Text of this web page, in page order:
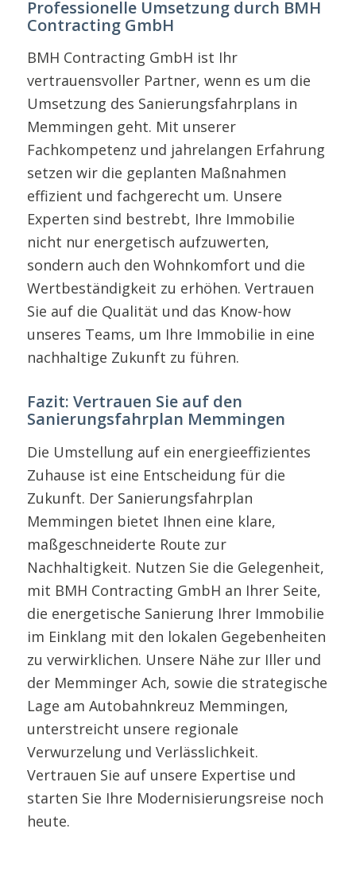
Professionelle Umsetzung durch BMH
Contracting GmbH
BMH Contracting GmbH ist Ihr
vertrauensvoller Partner, wenn es um die
Umsetzung des Sanierungsfahrplans in
Memmingen geht. Mit unserer
Fachkompetenz und jahrelangen Erfahrung
setzen wir die geplanten Maßnahmen
effizient und fachgerecht um. Unsere
Experten sind bestrebt, Ihre Immobilie
nicht nur energetisch aufzuwerten,
sondern auch den Wohnkomfort und die
Wertbeständigkeit zu erhöhen. Vertrauen
Sie auf die Qualität und das Know-how
unseres Teams, um Ihre Immobilie in eine
nachhaltige Zukunft zu führen.
Fazit: Vertrauen Sie auf den
Sanierungsfahrplan Memmingen
Die Umstellung auf ein energieeffizientes
Zuhause ist eine Entscheidung für die
Zukunft. Der Sanierungsfahrplan
Memmingen bietet Ihnen eine klare,
maßgeschneiderte Route zur
Nachhaltigkeit. Nutzen Sie die Gelegenheit,
mit BMH Contracting GmbH an Ihrer Seite,
die energetische Sanierung Ihrer Immobilie
im Einklang mit den lokalen Gegebenheiten
zu verwirklichen. Unsere Nähe zur Iller und
der Memminger Ach, sowie die strategische
Lage am Autobahnkreuz Memmingen,
unterstreicht unsere regionale
Verwurzelung und Verlässlichkeit.
Vertrauen Sie auf unsere Expertise und
starten Sie Ihre Modernisierungsreise noch
heute.